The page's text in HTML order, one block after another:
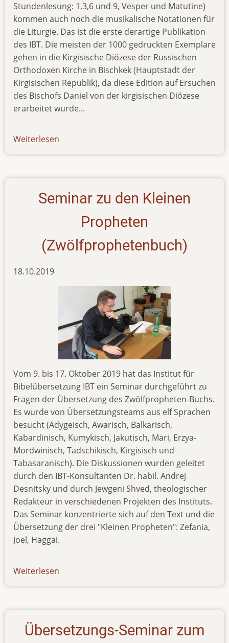
Stundenlesung: 1,3,6 und 9, Vesper und Matutine)
kommen auch noch die musikalische Notationen für
die Liturgie. Das ist die erste derartige Publikation
des IBT. Die meisten der 1000 gedruckten Exemplare
gehen in die Kirgisische Diözese der Russischen
Orthodoxen Kirche in Bischkek (Hauptstadt der
Kirgisischen Republik), da diese Edition auf Ersuchen
des Bischofs Daniel von der kirgisischen Diözese
erarbeitet wurde...
Weiterlesen
Seminar zu den Kleinen
Propheten
(Zwölfprophetenbuch)
18.10.2019
Vom 9. bis 17. Oktober 2019 hat das Institut für
Bibelübersetzung IBT ein Seminar durchgeführt zu
Fragen der Übersetzung des Zwölfpropheten-Buchs.
Es wurde von Übersetzungsteams aus elf Sprachen
besucht (Adygeisch, Awarisch, Balkarisch,
Kabardinisch, Kumykisch, Jakutisch, Mari, Erzya-
Mordwinisch, Tadschikisch, Kirgisisch und
Tabasaranisch). Die Diskussionen wurden geleitet
durch den IBT-Konsultanten Dr. habil. Andrej
Desnitsky und durch Jewgeni Shved, theologischer
Redakteur in verschiedenen Projekten des Instituts.
Das Seminar konzentrierte sich auf den Text und die
Übersetzung der drei "Kleinen Propheten": Zefania,
Joel, Haggai.
Weiterlesen
Übersetzungs-Seminar zum